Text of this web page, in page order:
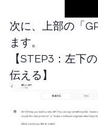
次に、上部の「
ます。
【STEP3：左下
伝える】